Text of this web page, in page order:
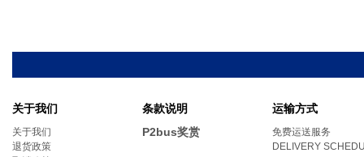
关于我们
关于我们
退货政策
条款说明
P2bus奖赏
运输方式
免费运送服务
DELIVERY